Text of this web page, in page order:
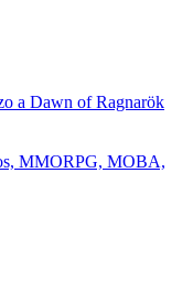
a Dawn of Ragnarök
MMORPG, MOBA,